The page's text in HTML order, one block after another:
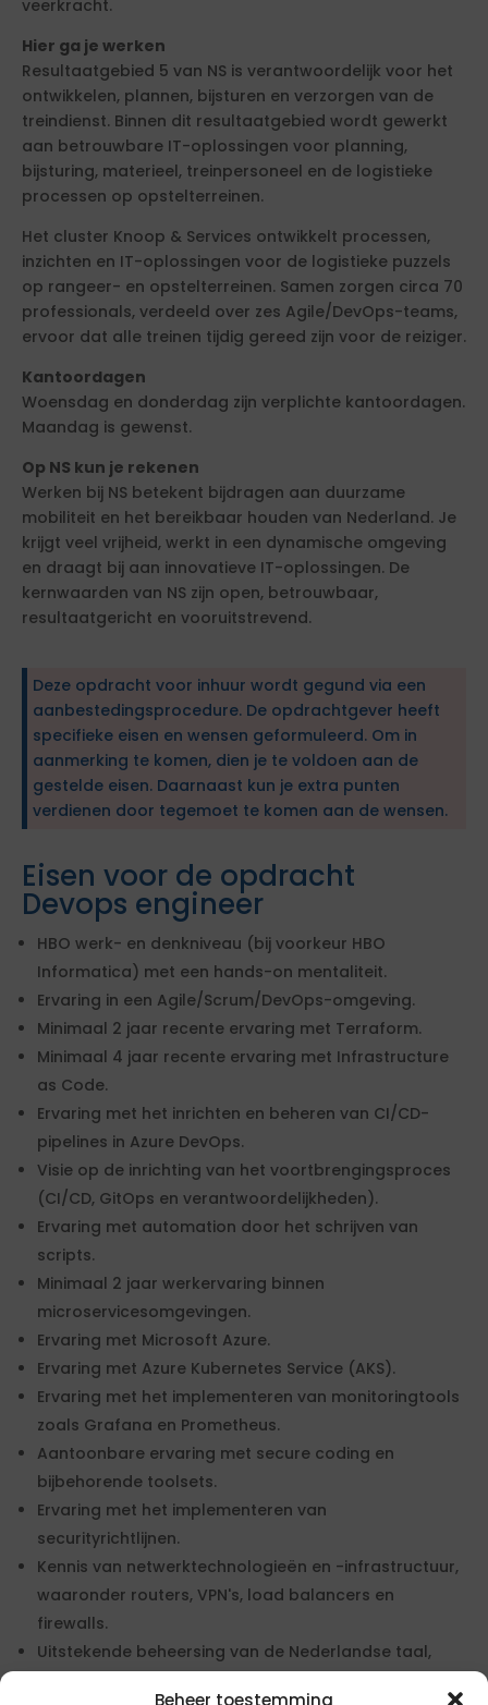
Beheer toestemming
veerkracht.
Hier ga je werken
Resultaatgebied 5 van NS is verantwoordelijk voor het
ontwikkelen, plannen, bijsturen en verzorgen van de
treindienst. Binnen dit resultaatgebied wordt gewerkt
aan betrouwbare IT-oplossingen voor planning,
bijsturing, materieel, treinpersoneel en de logistieke
processen op opstelterreinen.
Het cluster Knoop & Services ontwikkelt processen,
inzichten en IT-oplossingen voor de logistieke puzzels
op rangeer- en opstelterreinen. Samen zorgen circa 70
professionals, verdeeld over zes Agile/DevOps-teams,
ervoor dat alle treinen tijdig gereed zijn voor de reiziger.
Kantoordagen
Woensdag en donderdag zijn verplichte kantoordagen.
Maandag is gewenst.
Op NS kun je rekenen
Werken bij NS betekent bijdragen aan duurzame
mobiliteit en het bereikbaar houden van Nederland. Je
krijgt veel vrijheid, werkt in een dynamische omgeving
en draagt bij aan innovatieve IT-oplossingen. De
kernwaarden van NS zijn open, betrouwbaar,
resultaatgericht en vooruitstrevend.
Deze opdracht voor inhuur wordt gegund via een
aanbestedingsprocedure. De opdrachtgever heeft
specifieke eisen en wensen geformuleerd. Om in
aanmerking te komen, dien je te voldoen aan de
gestelde eisen. Daarnaast kun je extra punten
verdienen door tegemoet te komen aan de wensen.
Eisen voor de opdracht
Devops engineer
HBO werk- en denkniveau (bij voorkeur HBO
Informatica) met een hands-on mentaliteit.
Ervaring in een Agile/Scrum/DevOps-omgeving.
Minimaal 2 jaar recente ervaring met Terraform.
Minimaal 4 jaar recente ervaring met Infrastructure
as Code.
Ervaring met het inrichten en beheren van CI/CD-
pipelines in Azure DevOps.
Visie op de inrichting van het voortbrengingsproces
(CI/CD, GitOps en verantwoordelijkheden).
Ervaring met automation door het schrijven van
scripts.
Minimaal 2 jaar werkervaring binnen
microservicesomgevingen.
Ervaring met Microsoft Azure.
Ervaring met Azure Kubernetes Service (AKS).
Ervaring met het implementeren van monitoringtools
zoals Grafana en Prometheus.
Aantoonbare ervaring met secure coding en
bijbehorende toolsets.
Ervaring met het implementeren van
securityrichtlijnen.
Kennis van netwerktechnologieën en -infrastructuur,
waaronder routers, VPN's, load balancers en
firewalls.
Uitstekende beheersing van de Nederlandse taal,